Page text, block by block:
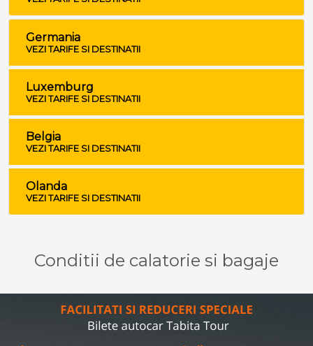
Germania
VEZI TARIFE SI DESTINATII
Luxemburg
VEZI TARIFE SI DESTINATII
Belgia
VEZI TARIFE SI DESTINATII
Olanda
VEZI TARIFE SI DESTINATII
Conditii de calatorie si bagaje